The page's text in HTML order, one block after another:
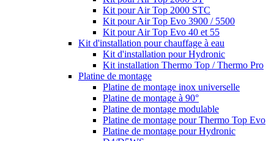
Kit pour Air Top 2000 STC
Kit pour Air Top Evo 3900 / 5500
Kit pour Air Top Evo 40 et 55
Kit d'installation pour chauffage à eau
Kit d'installation pour Hydronic
Kit installation Thermo Top / Thermo Pro
Platine de montage
Platine de montage inox universelle
Platine de montage à 90°
Platine de montage modulable
Platine de montage pour Thermo Top Evo
Platine de montage pour Hydronic